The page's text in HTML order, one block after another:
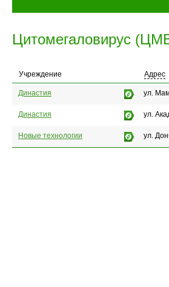
Цитомегаловирус
Учреждение Адрес
Династия ул.
Династия ул.
Новые технологии ул.